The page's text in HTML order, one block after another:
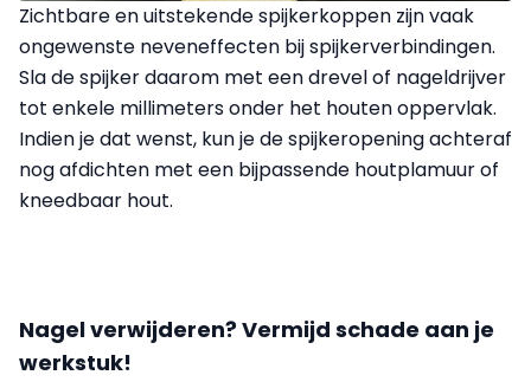
Zichtbare en uitstekende spijkerkoppen zijn vaak
ongewenste neven­effecten bij spijkerverbindingen.
Sla de spijker daarom met een drevel of nageldrijver
tot enkele millimeters onder het houten oppervlak.
Indien je dat wenst, kun je de spijkeropening achteraf
nog afdichten met een bijpassende houtplamuur of
kneedbaar hout.
Nagel verwijderen? Vermijd schade aan je
werkstuk!